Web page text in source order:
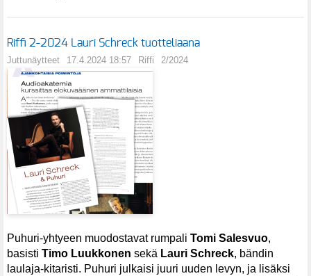
Riffi 2-2024 Lauri Schreck tuotteliaana
Juttunäytteet 17.4.2024 18:57 Riffi 2/2024
Puhuri-yhtyeen muodostavat rumpali Tomi Salesvuo,
basisti Timo Luukkonen sekä Lauri Schreck, bändin
laulaja-kitaristi. Puhuri julkaisi juuri uuden levyn, ja lisäksi